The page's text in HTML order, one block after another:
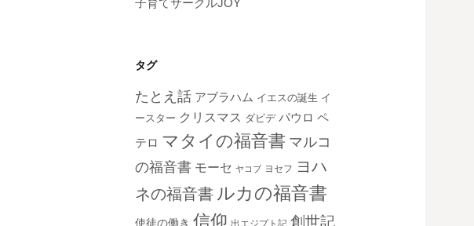
タグ
たとえ話 アブラハム イエスの誕生 イ
ースター クリスマス ダビデ パウロ ペ
テロ マタイの福音書 マルコ
の福音書 モーセ ヤコブ ヨセフ ヨハ
ネの福音書 ルカの福音書
使徒の働き 信仰 出エジプト記 創世記